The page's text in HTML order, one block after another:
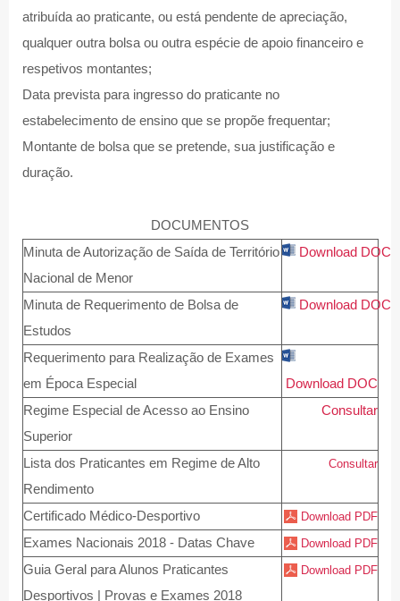
atribuída ao praticante, ou está pendente de apreciação,
qualquer outra bolsa ou outra espécie de apoio financeiro e
respetivos montantes;
Data prevista para ingresso do praticante no
estabelecimento de ensino que se propõe frequentar;
Montante de bolsa que se pretende, sua justificação e
duração.
DOCUMENTOS
Minuta de Autorização de Saída de Território
Nacional de Menor
Download DOC
Minuta de Requerimento de Bolsa de
Estudos
Download DOC
Requerimento para Realização de Exames
em Época Especial
Download DOC
Regime Especial de Acesso ao Ensino
Superior
Consultar
Lista dos Praticantes em Regime de Alto
Rendimento
Consultar
Certificado Médico-Desportivo Download PDF
Exames Nacionais 2018 - Datas Chave Download PDF
Guia Geral para Alunos Praticantes
Desportivos | Provas e Exames 2018
Download PDF